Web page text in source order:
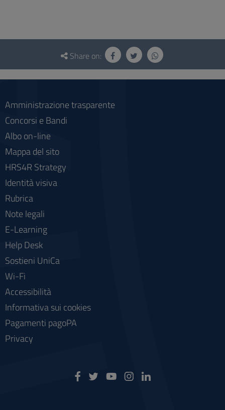
Questionnaire
social
Share on:
Amministrazione trasparente
Concorsi e Bandi
Albo on-line
Mappa del sito
HRS4R Strategy
Identità visiva
Rubrica
Note legali
E-Learning
Help Desk
Sostieni UniCa
Wi-Fi
Accessibilità
Informativa sui cookies
Pagamenti pagoPA
Privacy